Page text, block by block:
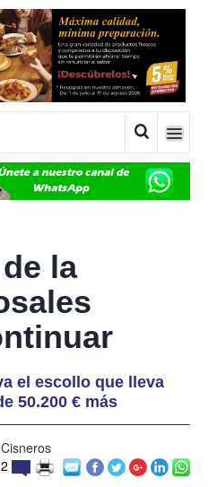
la
el escollo que lleva
50.200 € más